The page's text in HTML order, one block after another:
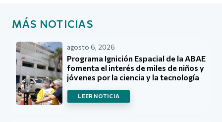
MÁS NOTICIAS
agosto 6, 2026
Programa Ignición Espacial de la ABAE
fomenta el interés de miles de niños y
jóvenes por la ciencia y la tecnología
LEER NOTICIA